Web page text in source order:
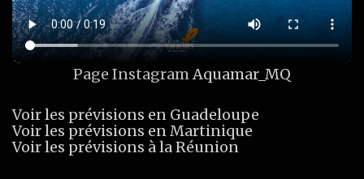
Page InstagramAquamar_MQ
Voir les prévisions en Guadeloupe
Voir les prévisions en Martinique
Voir les prévisions à la Réunion